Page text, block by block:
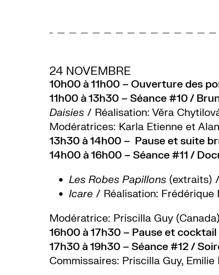
24 NOVEMBRE
10h00 à 11h00 – Ouverture des
11h00 à 13h30 – Séance #10 /
Daisies/ Réalisation: Věra
Modératrices: Karla Etienne et
13h30 à 14h00 – Pause et suite
14h00 à 16h00 – Séance #11 /
Les Robes Papillons(extraits) /
Icare / Réalisation:
Modératrice: Priscilla Guy
16h00 à 17h30 – Pause et
17h30 à 19h30 – Séance #12 /
Commissaires: Priscilla Guy,